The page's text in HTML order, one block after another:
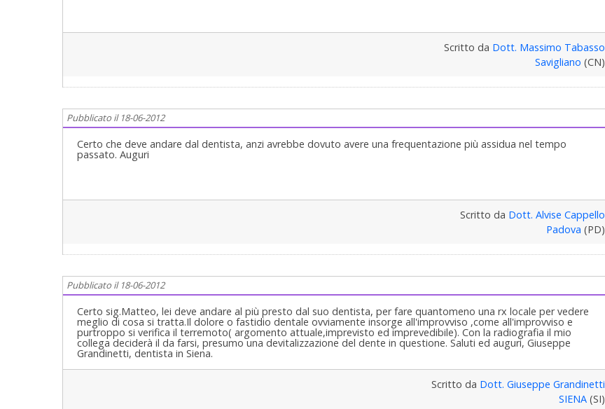
Scritto da Dott. Massimo Tabasso
Savigliano (CN)
Pubblicato il 18-06-2012
Certo che deve andare dal dentista, anzi avrebbe dovuto avere una frequentazione più assidua nel tempo
passato. Auguri
Scritto da Dott. Alvise Cappello
Padova (PD)
Pubblicato il 18-06-2012
Certo sig.Matteo, lei deve andare al più presto dal suo dentista, per fare quantomeno una rx locale per vedere
meglio di cosa si tratta.Il dolore o fastidio dentale ovviamente insorge all'improvviso ,come all'improvviso e
purtroppo si verifica il terremoto( argomento attuale,imprevisto ed imprevedibile). Con la radiografia il mio
collega deciderà il da farsi, presumo una devitalizzazione del dente in questione. Saluti ed auguri, Giuseppe
Grandinetti, dentista in Siena.
Scritto da Dott. Giuseppe Grandinetti
SIENA(SI)